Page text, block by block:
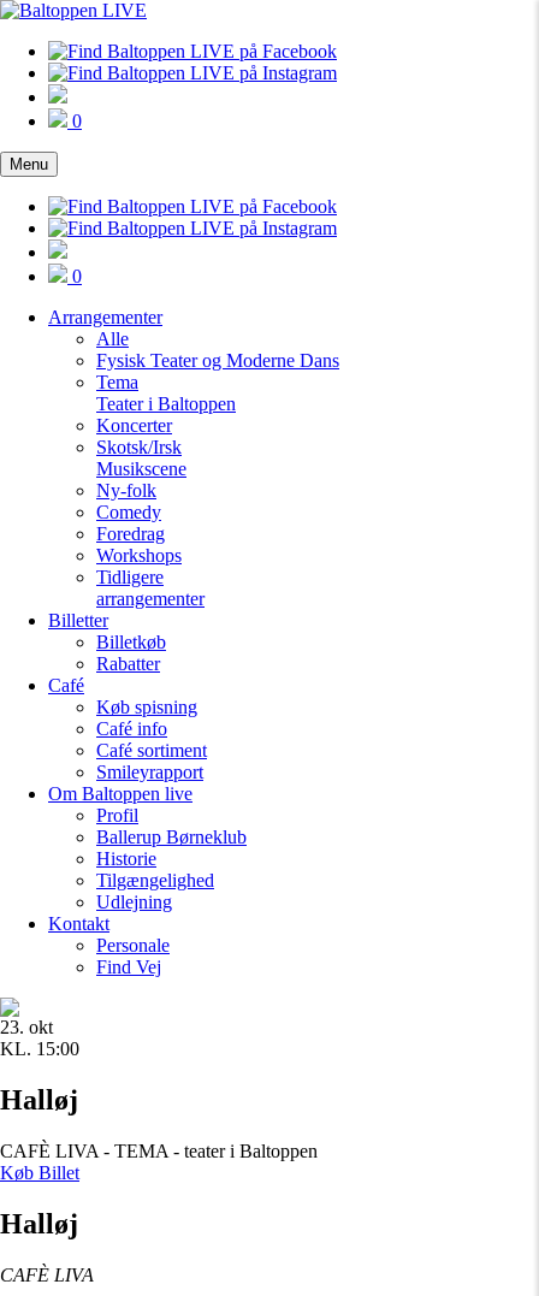
0
Menu
0
Arrangementer
Alle
Fysisk Teater og Moderne Dans
Tema
Teater i Baltoppen
Koncerter
Skotsk/Irsk
Musikscene
Ny-folk
Comedy
Foredrag
Workshops
Tidligere
arrangementer
Billetter
Billetkøb
Rabatter
Café
Køb spisning
Café info
Café sortiment
Smileyrapport
Om Baltoppen live
Profil
Ballerup Børneklub
Historie
Tilgængelighed
Udlejning
Kontakt
Personale
Find Vej
23. okt
KL. 15:00
Halløj
CAFÈ LIVA - TEMA - teater i Baltoppen
Køb Billet
Halløj
CAFÈ LIVA